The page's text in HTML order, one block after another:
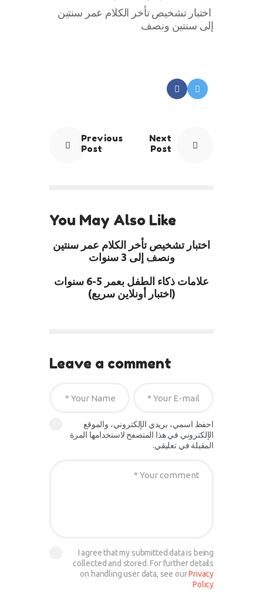
اختبار تشخيص تأخر الكلام عمر سنتين
إلى سنتين ونصف
Previous
Post
Next
Post
You May Also Like
اختبار تشخيص تأخر الكلام عمر سنتين
ونصف إلى 3 سنوات
علامات ذكاء الطفل بعمر 5-6 سنوات
(اختبار أونلاين سريع)
Leave a comment
احفظ اسمي، بريدي الإلكتروني، والموقع
الإلكتروني في هذا المتصفح لاستخدامها المرة
المقبلة في تعليقي.
I agree that my submitted data is being
collected and stored. For further details
on handling user data, see ourPrivacy
Policy